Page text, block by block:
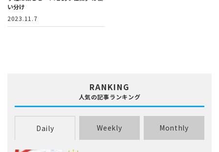
い分け
2023.11.7
RANKING
人気の記事ランキング
Daily Weekly Monthly